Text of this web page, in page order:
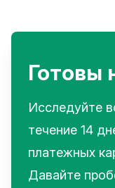
Готовы
Исследуйте
течение 14
платежных
Давайте